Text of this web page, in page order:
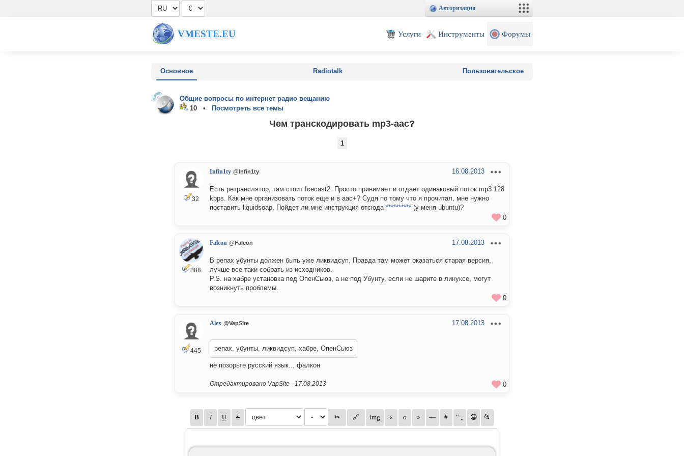
Авторизация
VMESTE.EU Услуги Инструменты Форумы
Основное Radiotalk Пользовательское
Общие вопросы по интернет радио вещанию
10 •
Посмотреть все темы
Чем транскодировать mp3-aac?
1
32
Infin1ty @Infin1ty 16.08.2013
Есть ретранслятор, там стоит Icecast2. Просто принимает и отдает одинаковый поток mp3 128
kbps. Как мне организовать поток еще и в aac+? Судя по тому что я прочитал, мне нужно
поставить liquidsoap. Пойдет ли мне инструкция отсюда ********** (у меня ubuntu)?
0
888
Falcon @Falcon 17.08.2013
В репах убунты должен быть уже ликвидсуп. Правда там может оказаться старая версия,
лучше все таки собрать из исходников.
P.S. на хабре установка под ОпенСьюз, а не под Убунту, если не шарите в линуксе, могут
возникнуть проблемы.
0
445
Alex @VapSite 17.08.2013
репах, убунты, ликвидсуп, хабре, ОпенСьюз
не позорьте русский язык... фалкон
Отредактировано VapSite - 17.08.2013 0